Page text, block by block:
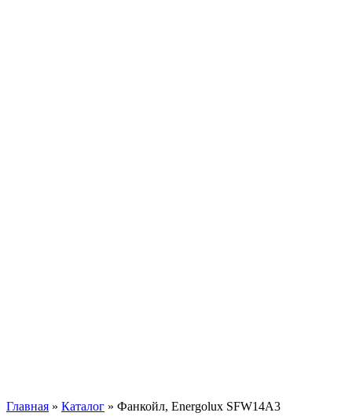
Главная » Каталог » Фанкойл, Energolux SFW14A3